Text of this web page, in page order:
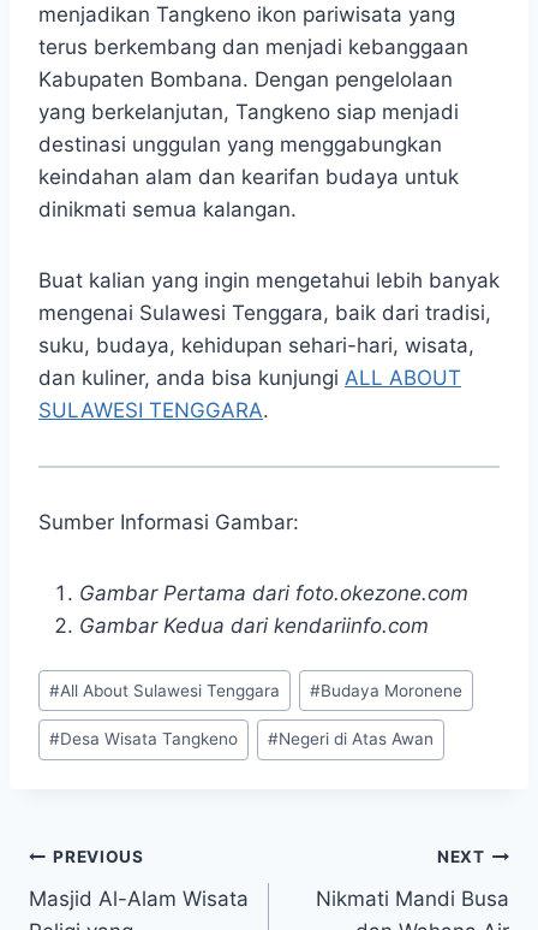
menjadikan Tangkeno ikon pariwisata yang
terus berkembang dan menjadi kebanggaan
Kabupaten Bombana. Dengan pengelolaan
yang berkelanjutan, Tangkeno siap menjadi
destinasi unggulan yang menggabungkan
keindahan alam dan kearifan budaya untuk
dinikmati semua kalangan.
Buat kalian yang ingin mengetahui lebih banyak
mengenai Sulawesi Tenggara, baik dari tradisi,
suku, budaya, kehidupan sehari-hari, wisata,
dan kuliner, anda bisa kunjungi ALL ABOUT
SULAWESI TENGGARA.
Sumber Informasi Gambar:
Gambar Pertama dari foto.okezone.com
Gambar Kedua dari kendariinfo.com
Post
Tags:
#All About Sulawesi Tenggara #Budaya Moronene
#Desa Wisata Tangkeno #Negeri di Atas Awan
Post
navigation
PREVIOUS
Masjid Al-Alam Wisata
NEXT
Nikmati Mandi Busa